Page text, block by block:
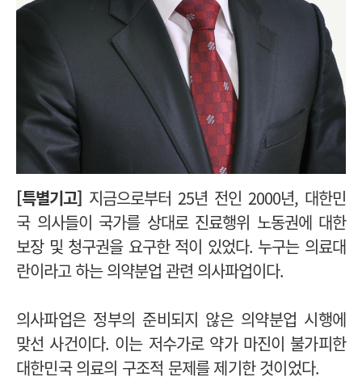
[특별기고] 지금으로부터 25년 전인 2000년, 대한민
국 의사들이 국가를 상대로 진료행위 노동권에 대한
보장 및 청구권을 요구한 적이 있었다. 누구는 의료대
란이라고 하는 의약분업 관련 의사파업이다.
의사파업은 정부의 준비되지 않은 의약분업 시행에
맞선 사건이다. 이는 저수가로 약가 마진이 불가피한
대한민국 의료의 구조적 문제를 제기한 것이었다.